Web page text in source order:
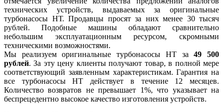
технических устройств, выдаваемых за оригинальные
турбонасосы НТ. Продавцы просят за них менее 30 тысяч
рублей. Подобные машины обладают сравнительно
небольшим эксплуатационным ресурсом, скромными
техническими возможностями.
Мы реализуем оригинальные турбонасосы НТ за49 500
рублей. За эту цену клиенты получают товар, в полной мере
соответствующий заявленным характеристикам. Гарантия на
все турбонасосы НТ действует в течение 12 месяцев.
Количество возвратов не превышает 1%, что указывает на
беспрецедентно высокое качество изготовления устройств.